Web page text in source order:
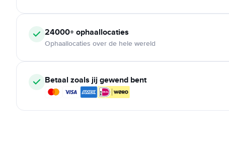
24000+ ophaallocaties
Ophaallocaties over de hele wereld
Betaal zoals jij gewend bent